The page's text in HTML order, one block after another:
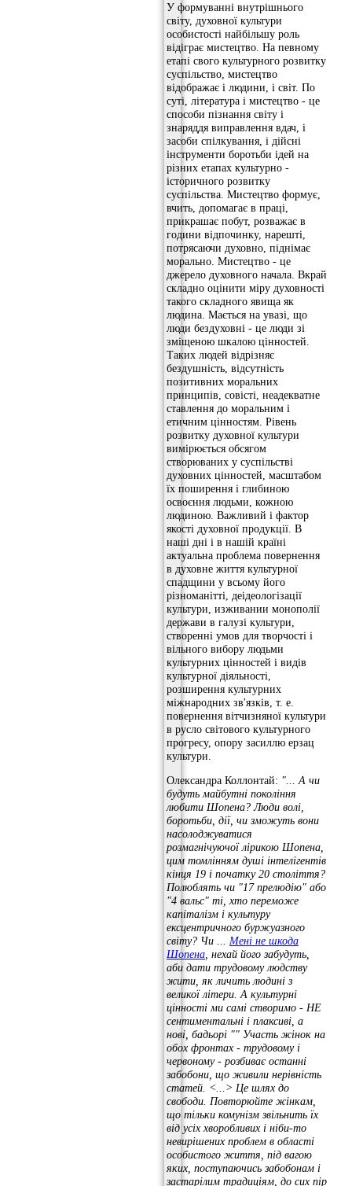
У формуванні внутрішнього
світу, духовної культури
особистості найбільшу роль
відіграє мистецтво. На певному
етапі свого культурного розвитку
суспільство, мистецтво
відображає і людини, і світ. По
суті, література і мистецтво - це
способи пізнання світу і
знаряддя виправлення вдач, і
засоби спілкування, і дійсні
інструменти боротьби ідей на
різних етапах культурно -
історичного розвитку
суспільства. Мистецтво формує,
вчить, допомагає в праці,
прикрашає побут, розважає в
години відпочинку, нарешті,
потрясаючи духовно, піднімає
морально. Мистецтво - це
джерело духовного начала. Вкрай
складно оцінити міру духовності
такого складного явища як
людина. Мається на увазі, що
люди бездуховні - це люди зі
зміщеною шкалою цінностей.
Таких людей відрізняє
бездушність, відсутність
позитивних моральних
принципів, совісті, неадекватне
ставлення до моральним і
етичним цінностям. Рівень
розвитку духовної культури
вимірюється обсягом
створюваних у суспільстві
духовних цінностей, масштабом
їх поширення і глибиною
освоєння людьми, кожною
людиною. Важливий і фактор
якості духовної продукції. В
наші дні і в нашій країні
актуальна проблема повернення
в духовне життя культурної
спадщини у всьому його
різноманітті, деідеологізації
культури, изживании монополії
держави в галузі культури,
створенні умов для творчості і
вільного вибору людьми
культурних цінностей і видів
культурної діяльності,
розширення культурних
міжнародних зв'язків, т. е.
повернення вітчизняної культури
в русло світового культурного
прогресу, опору засиллю ерзац
культури.
Олександра Коллонтай: "... А чи
будуть майбутні покоління
любити Шопена? Люди волі,
боротьби, дії, чи зможуть вони
насолоджуватися
розмагнічуючої лірикою Шопена,
цим томлінням душі інтелігентів
кінця 19 і початку 20 століття?
Полюблять чи "17 прелюдію" або
"4 вальс" ті, хто переможе
капіталізм і культуру
ексцентричного буржуазного
світу? Чи ... Мені не шкода
Шопена, нехай його забудуть,
аби дати трудовому людству
жити, як личить людині з
великої літери. А культурні
цінності ми самі створимо - НЕ
сентиментальні і плаксиві, а
нові, бадьорі "" Участь жінок на
обох фронтах - трудовому і
червоному - розбиває останні
забобони, що живили нерівність
статей. <...> Це шлях до
свободи. Повторюйте жінкам,
що тільки комунізм звільнить їх
від усіх хворобливих і ніби-то
невирішених проблем в області
особистого життя, під вагою
яких, поступаючись забобонам і
застарілим традиціям, до сих пір